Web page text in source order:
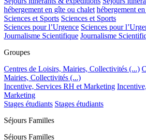
hébergement en gîte ou chalet hébergement
Sciences et Sports Sciences et Sports
Sciences pour l’Urgence Sciences pour
Journalisme Scientifique Journalisme
Groupes
Centres de Loisirs, Mairies, Collectivités (...)
Mairies, Collectivités (...)
Incentive, Services RH et Marketing
Marketing
Stages étudiants Stages étudiants
Séjours Familles
Séjours Familles